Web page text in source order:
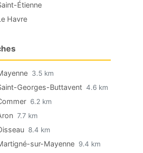
Étienne
Havre
3.5 km
Georges-Buttavent 4.6 km
6.2 km
7.7 km
8.4 km
sur-Mayenne 9.4 km